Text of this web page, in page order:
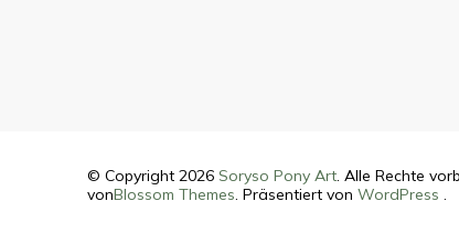
© Copyright 2026 Soryso Pony Art. Alle Rechte
vonBlossom Themes. Präsentiert von WordPress .